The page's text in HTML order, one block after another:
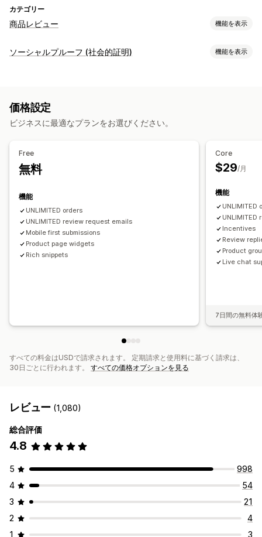
カテゴリー
商品レビュー 機能を表示
表示オプション
商品のグループ化
メールリクエスト
フォーム
アンケート
カスタムリクエスト
ソーシャルプルーフ (社会的証明) 機能を表示
表示オプション
価格設定
ビジネスに最適なプランをお選びください。
Free
無料
機能
UNLIMITED orders
UNLIMITED review request emails
Mobile first submissions
Product page widgets
Rich snippets
Core
$29/月
機能
UNLIMITED
Incentives
Review
Product
Live chat
7日間の無料体
すべての料金はUSDで請求されます。 定期請求と使用料に基づく請求は、
30日ごとに行われます。 すべての価格オプションを見る
レビュー (1,080)
総合評価
4.8
5
998
4
54
3
21
2
4
1
3